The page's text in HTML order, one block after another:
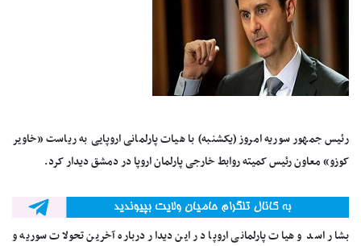
رئیس جمهور سوریه امروز (یکشنبه) با هیات پارلمانی اروپایی به ریاست «خاویر
کوزو» معاون رئیس کمیته روابط خارجی پارلمان اروپا در دمشق دیدار کرد.
بشار اسد و هیات پارلمانی اروپا در این دیدار درباره آخرین تحولات سوریه و